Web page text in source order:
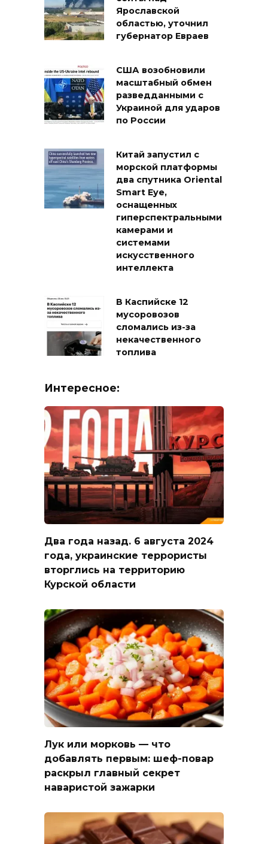
Ярославской
областью, уточнил
губернатор Евраев
США возобновили
масштабный обмен
разведданными с
Украиной для ударов
по России
Китай запустил с
морской платформы
два спутника Oriental
Smart Eye,
оснащенных
гиперспектральными
камерами и
системами
искусственного
интеллекта
В Каспийске 12
мусоровозов
сломались из-за
некачественного
топлива
Интересное:
Два года назад. 6 августа 2024
года, украинские террористы
вторглись на территорию
Курской области
Лук или морковь — что
добавлять первым: шеф-повар
раскрыл главный секрет
наваристой зажарки